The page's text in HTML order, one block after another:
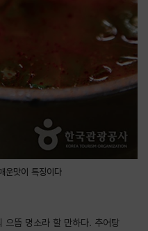
운맛이 특징이다
으뜸 명소라 할 만하다. 추어탕